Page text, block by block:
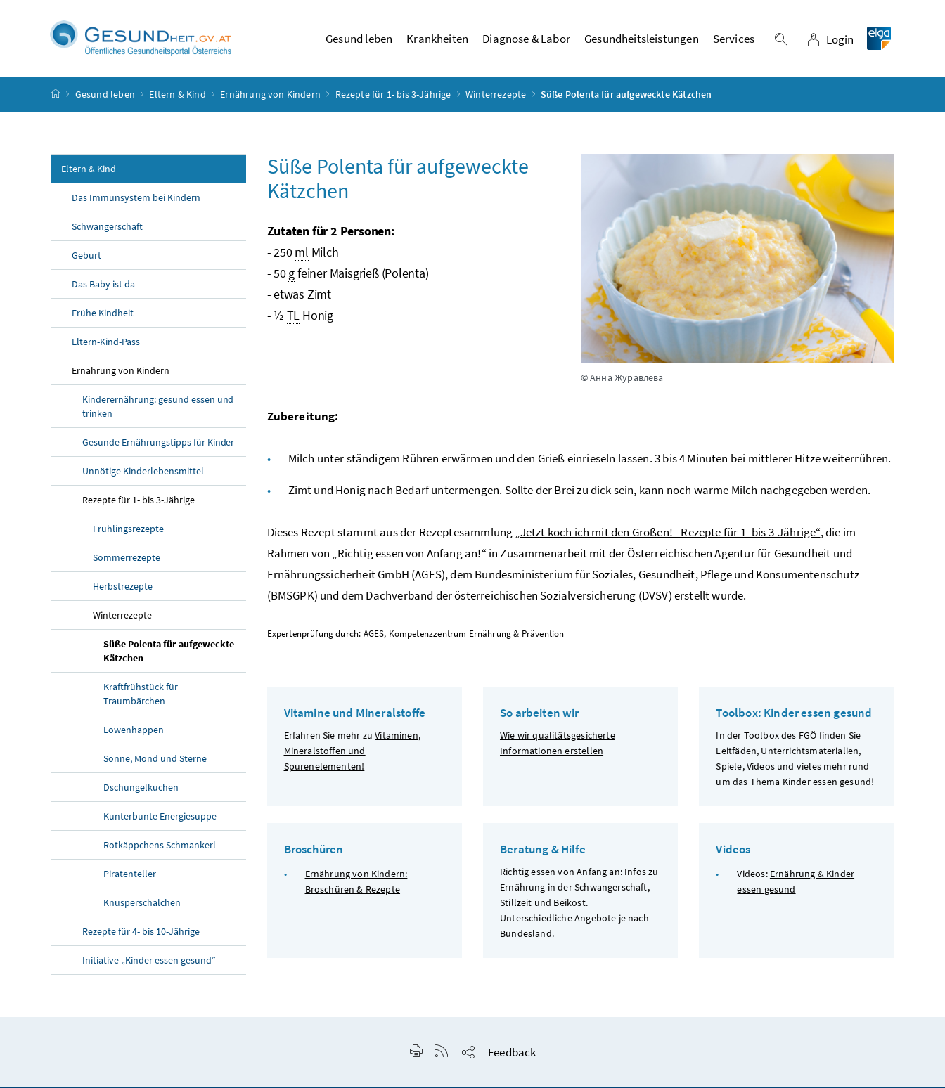
Gesund leben Krankheiten Diagnose & Labor Gesundheitsleistungen Services Suche einblenden
Login
Login
Startseite
Gesund leben Eltern & Kind Ernährung von Kindern Rezepte für 1- bis 3-Jährige Winterrezepte Süße Polenta für aufgeweckte Kätzchen
Eltern & Kind
Das Immunsystem bei Kindern
Schwangerschaft
Geburt
Das Baby ist da
Frühe Kindheit
Eltern-Kind-Pass
Ernährung von Kindern
Kinderernährung: gesund essen und
trinken
Gesunde Ernährungstipps für Kinder
Unnötige Kinderlebensmittel
Rezepte für 1- bis 3-Jährige
Frühlingsrezepte
Sommerrezepte
Herbstrezepte
Winterrezepte
Süße Polenta für aufgeweckte
Kätzchen
Kraftfrühstück für
Traumbärchen
Löwenhappen
Sonne, Mond und Sterne
Dschungelkuchen
Kunterbunte Energiesuppe
Rotkäppchens Schmankerl
Piratenteller
Knusperschälchen
Rezepte für 4- bis 10-Jährige
Initiative „Kinder essen gesund“
© Анна Журавлева
Süße Polenta für aufgeweckte
Kätzchen
Zutaten für 2 Personen:
- 250ml Milch
- 50gfeiner Maisgrieß (Polenta)
- etwas Zimt
- ½ TL Honig
Zubereitung:
Milch unter ständigem Rühren erwärmen und den Grieß einrieseln lassen. 3 bis 4 Minuten bei mittlerer Hitze weiterrühren.
Zimt und Honig nach Bedarf untermengen. Sollte der Brei zu dick sein, kann noch warme Milch nachgegeben werden.
Dieses Rezept stammt aus der Rezeptesammlung„Jetzt koch ich mit den Großen! - Rezepte für 1- bis 3-Jährige“, die im
Rahmen von „Richtig essen von Anfang an!“ in Zusammenarbeit mit der Österreichischen Agentur für Gesundheit und
Ernährungssicherheit GmbH (AGES), dem Bundesministerium für Soziales, Gesundheit, Pflege und Konsumentenschutz
(BMSGPK) und dem Dachverband der österreichischen Sozialversicherung (DVSV) erstellt wurde.
Expertenprüfung durch: AGES, Kompetenzzentrum Ernährung & Prävention
Vitamine und Mineralstoffe
Erfahren Sie mehr zuVitaminen,
Mineralstoffen und
Spurenelementen!
So arbeiten wir
Wie wir qualitätsgesicherte
Informationen erstellen
Toolbox: Kinder essen gesund
In der Toolbox des FGÖ finden Sie
Leitfäden, Unterrichtsmaterialien,
Spiele, Videos und vieles mehr rund
um das Thema Kinder essen gesund!
Broschüren
Ernährung von Kindern:
Broschüren & Rezepte
Beratung & Hilfe
Richtig essen von Anfang an: Infos zu
Ernährung in der Schwangerschaft,
Stillzeit und Beikost.
Unterschiedliche Angebote je nach
Bundesland.
Videos
Videos: Ernährung & Kinder
essen gesund
Seite drucken
RSS-Feed anzeigen
Feedback